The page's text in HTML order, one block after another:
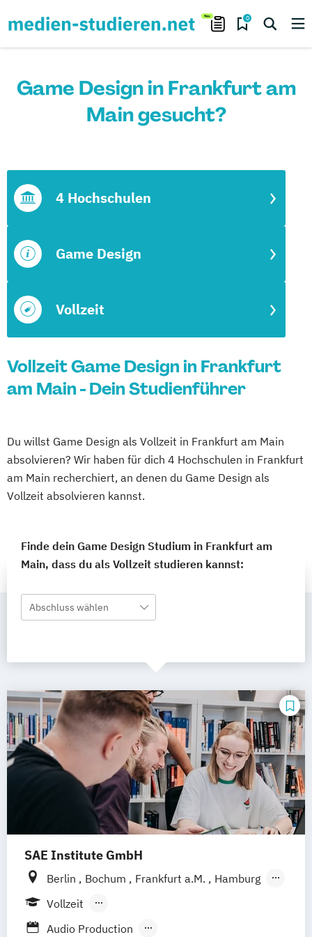
0
Game Design in Frankfurt am
Main gesucht?
Vollzeit
Game Design
4 Hochschulen
Vollzeit Game Design in Frankfurt
am Main - Dein Studienführer
Du willst Game Design als Vollzeit in Frankfurt am Main
absolvieren? Wir haben für dich 4 Hochschulen in Frankfurt
am Main recherchiert, an denen du Game Design als
Vollzeit absolvieren kannst.
Finde dein Game Design Studium in Frankfurt am
Main, dass du als Vollzeit studieren kannst:
Abschluss wählen
SAE Institute GmbH
Berlin Bochum Frankfurt a.M.
Hamburg
Köln
Leipzig
Vollzeit
Berufsbegleitendes Präsenzstudium
Audio Production